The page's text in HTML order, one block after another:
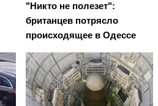
"Никто не полезет":
британцев потрясло
происходящее в Одессе